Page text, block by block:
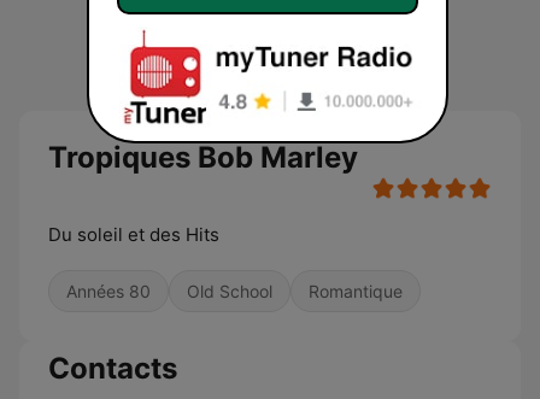
Tropiques Bob Marley
Du soleil et des Hits
Années 80 Old School Romantique
Contacts